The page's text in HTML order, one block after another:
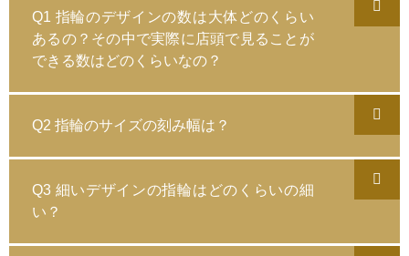
Q1 指輪のデザインの数は大体どのくらい
あるの？その中で実際に店頭で見ることが
できる数はどのくらいなの？
Q2 指輪のサイズの刻み幅は？
Q3 細いデザインの指輪はどのくらいの細
い？